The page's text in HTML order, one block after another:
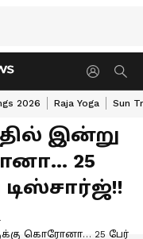
2026 Raja Yoga Sun
இன்று
25